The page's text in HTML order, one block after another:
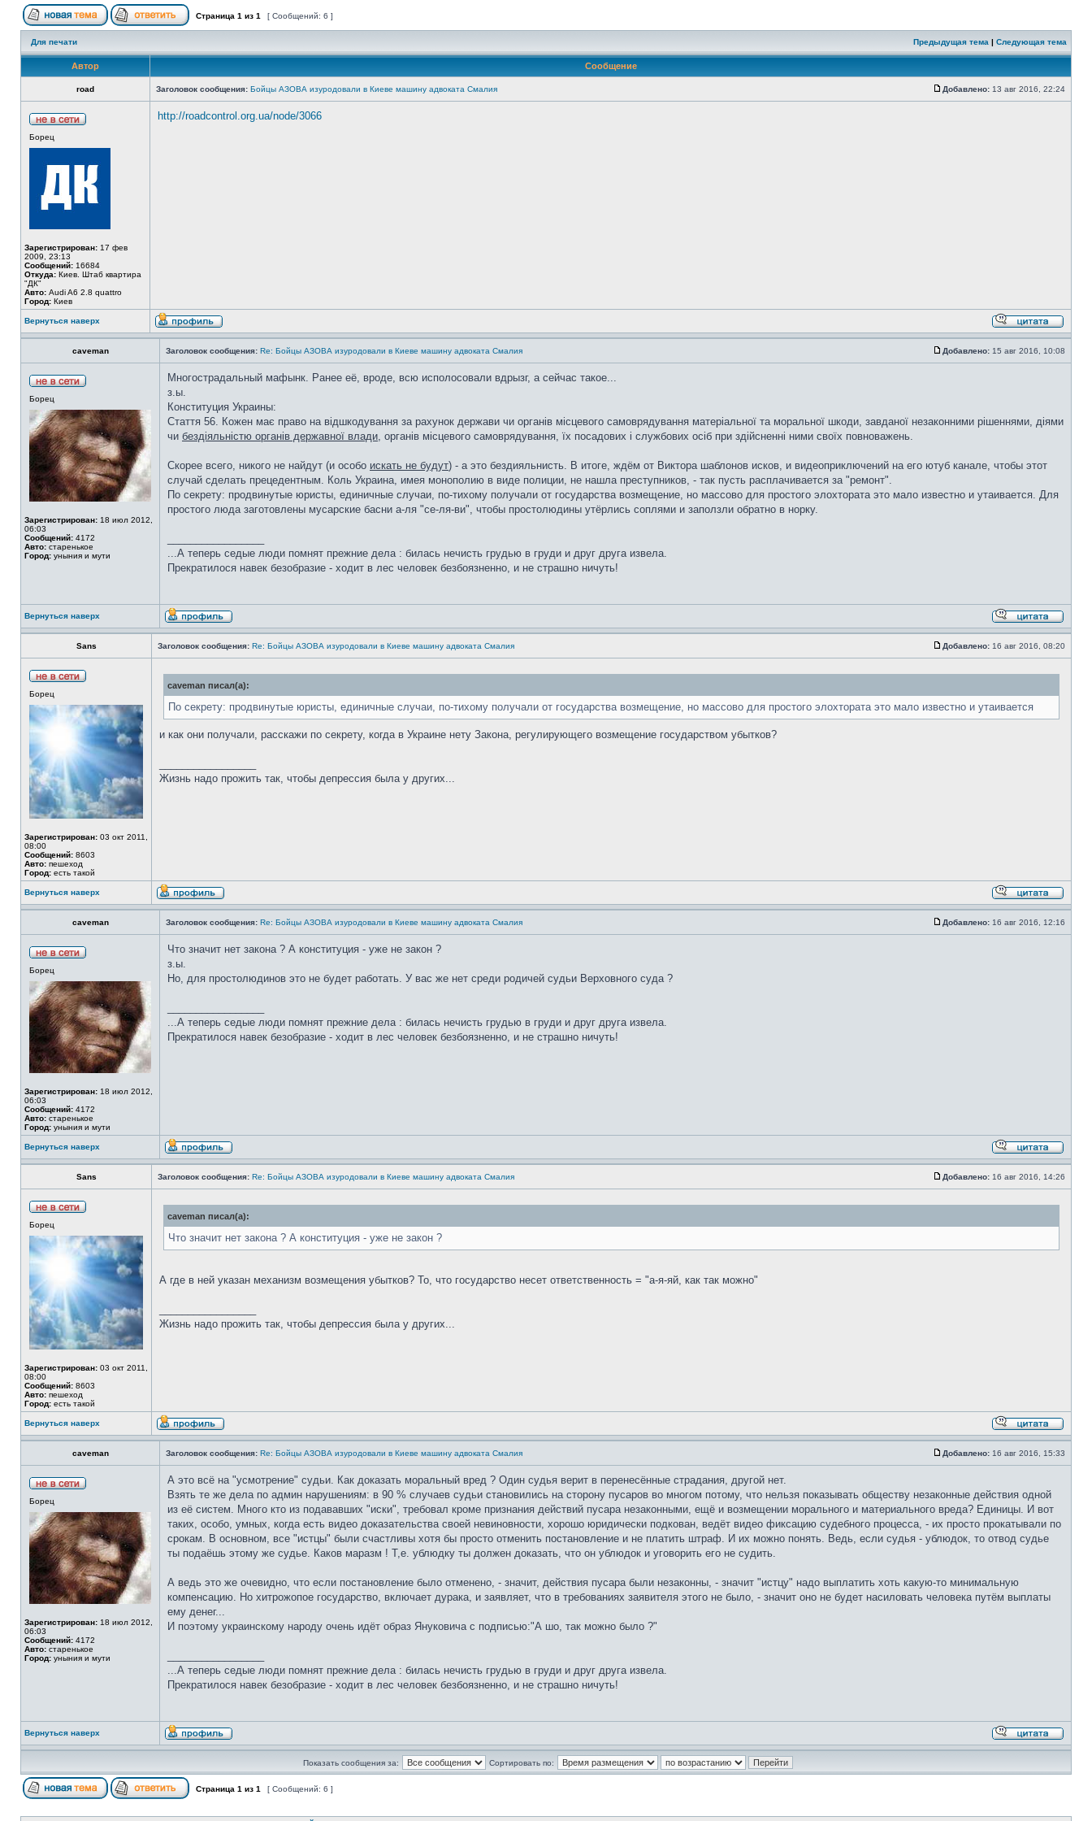
Страница 1 из 1 [ Сообщений: 6 ]
Для печати Предыдущая тема | Следующая тема
Автор Сообщение
road Заголовок сообщения: Бойцы АЗОВА изуродовали в Киеве машину адвоката Смалия Добавлено: 13 авг 2016, 22:24
Борец
Зарегистрирован: 17 фев
2009, 23:13
Сообщений: 16684
Откуда: Киев. Штаб квартира
"ДК"
Авто: Audi A6 2.8 quattro
Город: Киев
http://roadcontrol.org.ua/node/3066
Вернуться наверх
caveman Заголовок сообщения: Re: Бойцы АЗОВА изуродовали в Киеве машину адвоката Смалия Добавлено: 15 авг 2016, 10:08
Борец
Зарегистрирован: 18 июл 2012,
06:03
Сообщений: 4172
Авто: старенькое
Город: уныния и мути
Многострадальный мафынк. Ранее её, вроде, всю исполосовали вдрызг, а сейчас такое...
з.ы.
Конституция Украины:
Стаття 56. Кожен має право на відшкодування за рахунок держави чи органів місцевого самоврядування матеріальної та моральної шкоди, завданої незаконними рішеннями, діями
чи бездіяльністю органів державної влади, органів місцевого самоврядування, їх посадових і службових осіб при здійсненні ними своїх повноважень.
Скорее всего, никого не найдут (и особо искать не будут) - а это бездияльнисть. В итоге, ждём от Виктора шаблонов исков, и видеоприключений на его ютуб канале, чтобы этот
случай сделать прецедентным. Коль Украина, имея монополию в виде полиции, не нашла преступников, - так пусть расплачивается за "ремонт".
По секрету: продвинутые юристы, единичные случаи, по-тихому получали от государства возмещение, но массово для простого элохтората это мало известно и утаивается. Для
простого люда заготовлены мусарские басни а-ля "се-ля-ви", чтобы простолюдины утёрлись соплями и заползли обратно в норку.
...А теперь седые люди помнят прежние дела : билась нечисть грудью в груди и друг друга извела.
Прекратилося навек безобразие - ходит в лес человек безбоязненно, и не страшно ничуть!
Вернуться наверх
Sans Заголовок сообщения: Re: Бойцы АЗОВА изуродовали в Киеве машину адвоката Смалия Добавлено: 16 авг 2016, 08:20
Борец
Зарегистрирован: 03 окт 2011,
08:00
Сообщений: 8603
Авто: пешеход
Город: есть такой
caveman писал(а):
По секрету: продвинутые юристы, единичные случаи, по-тихому получали от государства возмещение, но массово для простого элохтората это мало известно и утаивается
и как они получали, расскажи по секрету, когда в Украине нету Закона, регулирующего возмещение государством убытков?
Жизнь надо прожить так, чтобы депрессия была у других...
Вернуться наверх
caveman Заголовок сообщения: Re: Бойцы АЗОВА изуродовали в Киеве машину адвоката Смалия Добавлено: 16 авг 2016, 12:16
Борец
Зарегистрирован: 18 июл 2012,
06:03
Сообщений: 4172
Авто: старенькое
Город: уныния и мути
Что значит нет закона ? А конституция - уже не закон ?
з.ы.
Но, для простолюдинов это не будет работать. У вас же нет среди родичей судьи Верховного суда ?
...А теперь седые люди помнят прежние дела : билась нечисть грудью в груди и друг друга извела.
Прекратилося навек безобразие - ходит в лес человек безбоязненно, и не страшно ничуть!
Вернуться наверх
Sans Заголовок сообщения: Re: Бойцы АЗОВА изуродовали в Киеве машину адвоката Смалия Добавлено: 16 авг 2016, 14:26
Борец
Зарегистрирован: 03 окт 2011,
08:00
Сообщений: 8603
Авто: пешеход
Город: есть такой
caveman писал(а):
Что значит нет закона ? А конституция - уже не закон ?
А где в ней указан механизм возмещения убытков? То, что государство несет ответственность = "а-я-яй, как так можно"
Жизнь надо прожить так, чтобы депрессия была у других...
Вернуться наверх
caveman Заголовок сообщения: Re: Бойцы АЗОВА изуродовали в Киеве машину адвоката Смалия Добавлено: 16 авг 2016, 15:33
Борец
Зарегистрирован: 18 июл 2012,
06:03
Сообщений: 4172
Авто: старенькое
Город: уныния и мути
А это всё на "усмотрение" судьи. Как доказать моральный вред ? Один судья верит в перенесённые страдания, другой нет.
Взять те же дела по админ нарушениям: в 90 % случаев судьи становились на сторону пусаров во многом потому, что нельзя показывать обществу незаконные действия одной
из её систем. Много кто из подававших "иски", требовал кроме признания действий пусара незаконными, ещё и возмещении морального и материального вреда? Единицы. И вот
таких, особо, умных, когда есть видео доказательства своей невиновности, хорошо юридически подкован, ведёт видео фиксацию судебного процесса, - их просто прокатывали по
срокам. В основном, все "истцы" были счастливы хотя бы просто отменить постановление и не платить штраф. И их можно понять. Ведь, если судья - ублюдок, то отвод судье
ты подаёшь этому же судье. Каков маразм ! Т,е. ублюдку ты должен доказать, что он ублюдок и уговорить его не судить.
А ведь это же очевидно, что если постановление было отменено, - значит, действия пусара были незаконны, - значит "истцу" надо выплатить хоть какую-то минимальную
компенсацию. Но хитрожопое государство, включает дурака, и заявляет, что в требованиях заявителя этого не было, - значит оно не будет насиловать человека путём выплаты
ему денег...
И поэтому украинскому народу очень идёт образ Януковича с подписью:"А шо, так можно было ?"
...А теперь седые люди помнят прежние дела : билась нечисть грудью в груди и друг друга извела.
Прекратилося навек безобразие - ходит в лес человек безбоязненно, и не страшно ничуть!
Вернуться наверх
Показать сообщения за: Сортировать по:
Страница 1 из 1 [ Сообщений: 6 ]